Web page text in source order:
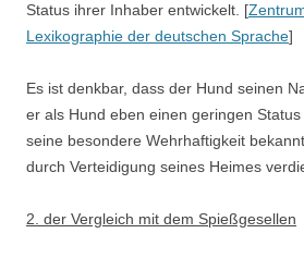
Status ihrer Inhaber entwickelt. [
Lexikographie der deutschen Sprache]
Es ist denkbar, dass der Hund seinen
er als Hund eben einen geringen
seine besondere Wehrhaftigkeit
durch Verteidigung seines Heimes
2. der Vergleich mit dem Spießgesellen